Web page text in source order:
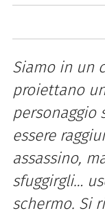
Siamo in un
proiettano
personaggio
essere
assassino,
sfuggirgli…
schermo. Si